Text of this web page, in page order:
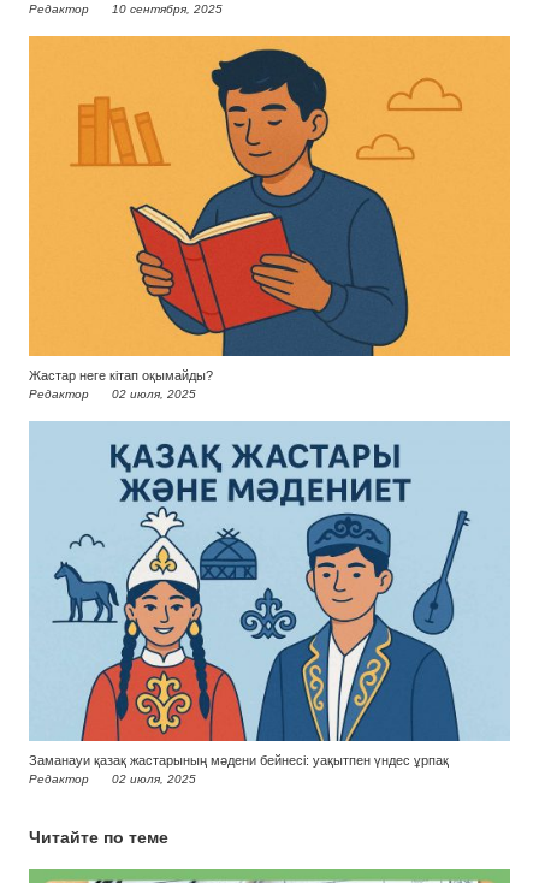
Редактор 10 сентября, 2025
Жастар неге кітап оқымайды?
Редактор 02 июля, 2025
Заманауи қазақ жастарының мәдени бейнесі: уақытпен үндес ұрпақ
Редактор 02 июля, 2025
Читайте по теме